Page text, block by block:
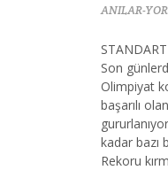
ANILAR-
Son
Olimpiyat
başarılı
kadar bazı
Rekoru